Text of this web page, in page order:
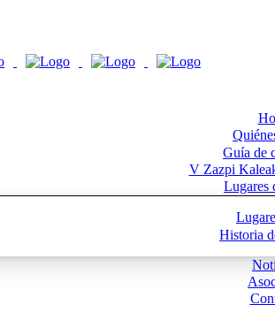
Guía de
V Zazpi
Lugares
Historia